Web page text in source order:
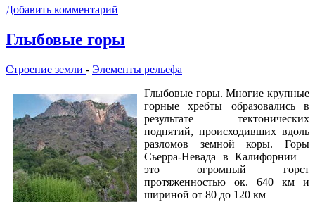
Добавить комментарий
Глыбовые горы
Строение земли - Элементы рельефа
Глыбовые горы. Многие крупные
горные хребты образовались в
результате тектонических
поднятий, происходивших вдоль
разломов земной коры. Горы
Сьерра-Невада в Калифорнии –
это огромный горст
протяженностью ок. 640 км и
шириной от 80 до 120 км